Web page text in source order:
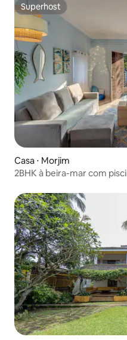
Superhost
Superhost
Casa ⋅ Morjim
2BHK à beira-mar com